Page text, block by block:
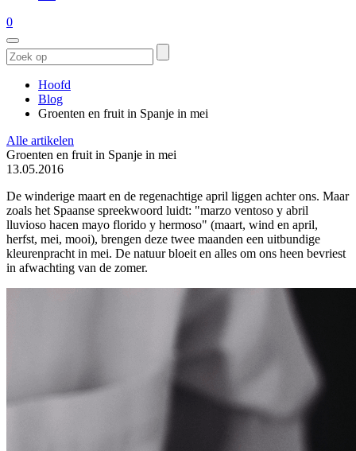
0
Hoofd
Blog
Groenten en fruit in Spanje in mei
Alle artikelen
Groenten en fruit in Spanje in mei
13.05.2016
De winderige maart en de regenachtige april liggen achter ons. Maar
zoals het Spaanse spreekwoord luidt: "marzo ventoso y abril
lluvioso hacen mayo florido y hermoso" (maart, wind en april,
herfst, mei, mooi), brengen deze twee maanden een uitbundige
kleurenpracht in mei. De natuur bloeit en alles om ons heen bevriest
in afwachting van de zomer.